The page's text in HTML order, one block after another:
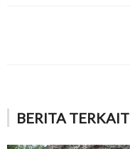
BERITA TERKAIT